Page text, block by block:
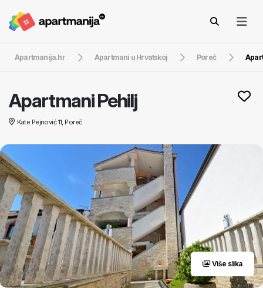
Apartmanija.hr Apartmani u Hrvatskoj Poreč
Apartmani Pehilj
Kate Pejnović 11, Poreč
Više slika